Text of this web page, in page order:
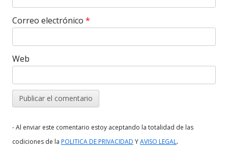
Correo electrónico *
Web
- Al enviar este comentario estoy aceptando la totalidad de las
codiciones de la POLITICA DE PRIVACIDAD YAVISO LEGAL.